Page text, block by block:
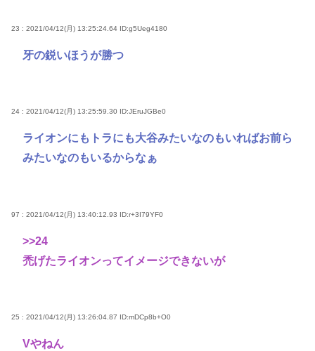
23 : 2021/04/12(月) 13:25:24.64 ID:g5Ueg4180
牙の鋭いほうが勝つ
24 : 2021/04/12(月) 13:25:59.30 ID:JEruJGBe0
ライオンにもトラにも大谷みたいなのもいればお前ら
みたいなのもいるからなぁ
97 : 2021/04/12(月) 13:40:12.93 ID:r+3I79YF0
>>24
禿げたライオンってイメージできないが
25 : 2021/04/12(月) 13:26:04.87 ID:mDCp8b+O0
Vやねん